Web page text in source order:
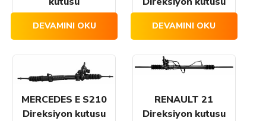
DEVAMINI OKU DEVAMINI OKU
MERCEDES E S210
Direksiyon kutusu
RENAULT 21
Direksiyon kutusu